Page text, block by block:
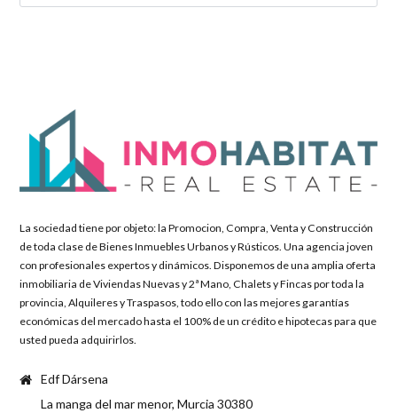
La sociedad tiene por objeto: la Promocion, Compra, Venta y Construcción
de toda clase de Bienes Inmuebles Urbanos y Rústicos. Una agencia joven
con profesionales expertos y dinámicos. Disponemos de una amplia oferta
inmobiliaria de Viviendas Nuevas y 2ª Mano, Chalets y Fincas por toda la
provincia, Alquileres y Traspasos, todo ello con las mejores garantías
económicas del mercado hasta el 100% de un crédito e hipotecas para que
usted pueda adquirirlos.
Edf Dársena
La manga del mar menor, Murcia 30380